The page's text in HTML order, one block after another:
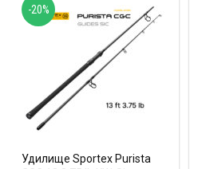
Удилище Sportex Purista
-20%